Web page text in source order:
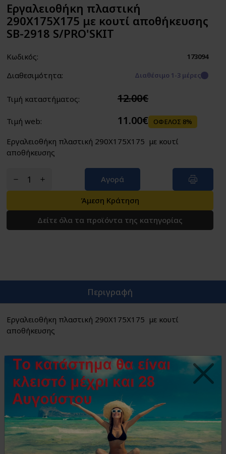
Εργαλειοθήκη πλαστική
290X175X175 με κουτί αποθήκευσης
SB-2918 S/PRO'SKIT
Κωδικός: 173094
Διαθεσιμότητα: Διαθέσιμο 1-3 μέρες
Τιμή καταστήματος: 12.00€
Τιμή web: 11.00€ ΟΦΕΛΟΣ 8%
Εργαλειοθήκη πλαστική 290X175X175 με κουτί
αποθήκευσης
Αγορά
Άμεση Κράτηση
Δείτε όλα τα προϊόντα της κατηγορίας
Περιγραφή
Εργαλειοθήκη πλαστική 290X175X175 με κουτί
αποθήκευσης
Βαλίτσα μεταφοράς εργαλείων
Ανθεκτική στις κρούσεις
•Χωρισμένη σε τμήματα για την καλύτερη οργάνωση,
ταξινόμηση και χρήση μικρών αντικειμένων (βίδες,
ούπα κλπ)